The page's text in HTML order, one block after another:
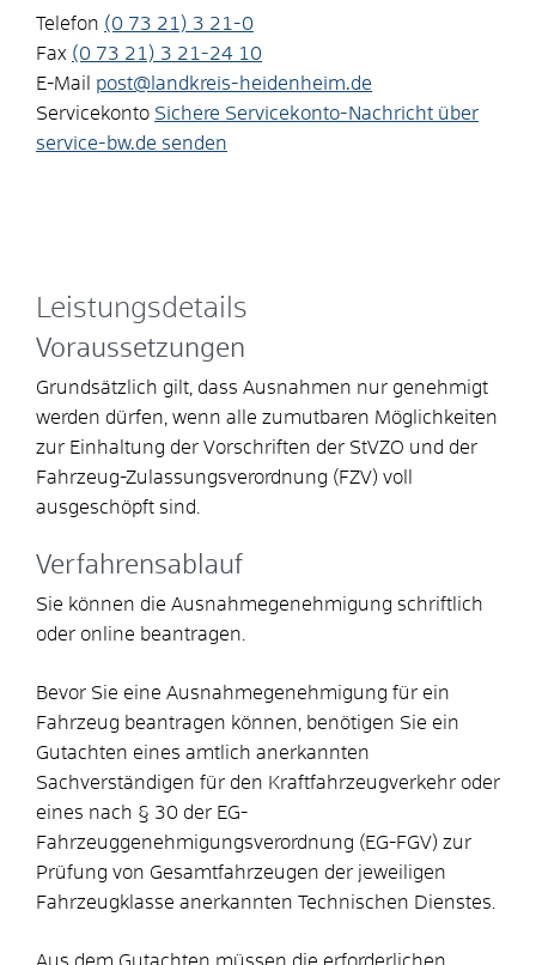
Telefon (0 73 21) 3 21-0
Fax (0 73 21) 3 21-24 10
E-Mail
post@landkreis-heidenheim.de
Servicekonto Sichere Servicekonto-Nachricht über
service-bw.de senden
Leistungsdetails
Voraussetzungen
Grundsätzlich gilt, dass Ausnahmen nur genehmigt
werden dürfen, wenn alle zumutbaren Möglichkeiten
zur Einhaltung der Vorschriften der StVZO und der
Fahrzeug-Zulassungsverordnung (FZV) voll
ausgeschöpft sind.
Verfahrensablauf
Sie können die Ausnahmegenehmigung schriftlich
oder online beantragen.
Bevor Sie eine Ausnahmegenehmigung für ein
Fahrzeug beantragen können, benötigen Sie ein
Gutachten eines amtlich anerkannten
Sachverständigen für den Kraftfahrzeugverkehr oder
eines nach § 30 der EG-
Fahrzeuggenehmigungsverordnung (EG-FGV) zur
Prüfung von Gesamtfahrzeugen der jeweiligen
Fahrzeugklasse anerkannten Technischen Dienstes.
Aus dem Gutachten müssen die erforderlichen